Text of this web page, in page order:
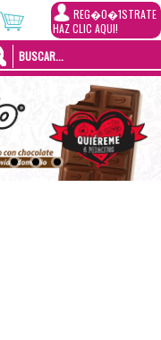
REG�0�1STRATE
HAZ CLIC AQUI!